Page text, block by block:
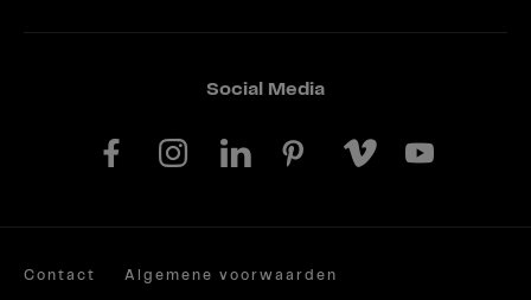
Social Media
Contact Algemene voorwaarden